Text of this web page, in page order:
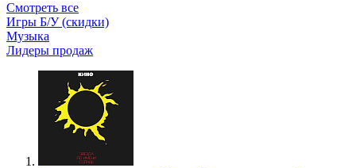
Смотреть все
Игры Б/У (скидки)
Музыка
Лидеры продаж